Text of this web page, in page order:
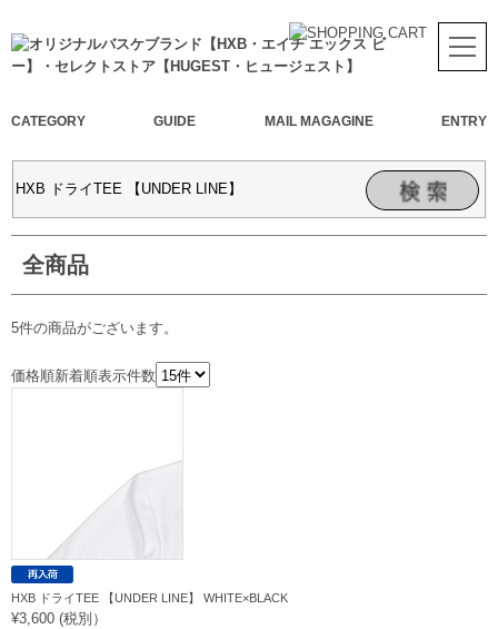
CATEGORY GUIDE MAIL MAGAGINE ENTRY
全商品
5件の商品がございます。
価格順新着順表示件数
HXB ドライTEE 【UNDER LINE】 WHITE×BLACK
¥3,600 (税別）